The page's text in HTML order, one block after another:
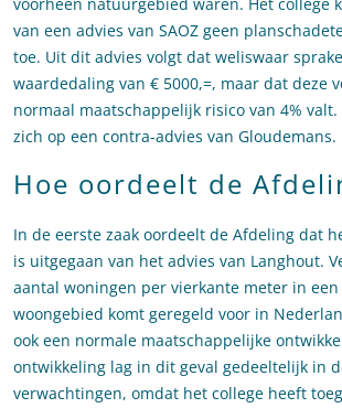
van een advies van SAOZ geen
toe. Uit dit advies volgt dat weliswaar
waardedaling van € 5000,=, maar dat deze
normaal maatschappelijk risico van 4%
zich op een contra-advies van Gloudemans.
Hoe oordeelt de
In de eerste zaak oordeelt de Afdeling dat
is uitgegaan van het advies van Langhout.
aantal woningen per vierkante meter in
woongebied komt geregeld voor in
ook een normale maatschappelijke
ontwikkeling lag in dit geval gedeeltelijk in
verwachtingen, omdat het college heeft